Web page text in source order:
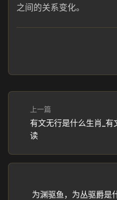
之间的关系变化。
上一篇
有文无行是什么生肖_
读
为渊驱鱼，为丛驱爵是